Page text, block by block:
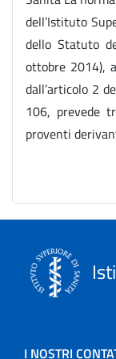
dell’Istituto
dello Statuto
ottobre 2014),
dall’articolo 2
106, prevede
proventi
I NOSTRI